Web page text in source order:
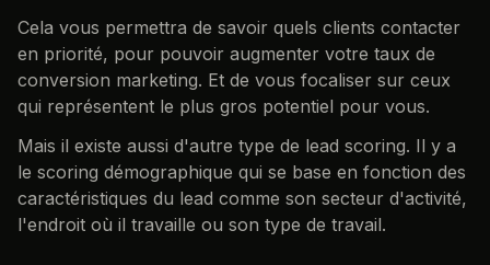
Cela vous permettra de savoir quels clients contacter
en priorité, pour pouvoir augmenter votre taux de
conversion marketing. Et de vous focaliser sur ceux
qui représentent le plus gros potentiel pour vous.
Mais il existe aussi d'autre type de lead scoring. Il y a
le scoring démographique qui se base en fonction des
caractéristiques du lead comme son secteur d'activité,
l'endroit où il travaille ou son type de travail.